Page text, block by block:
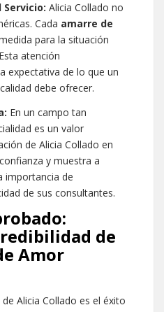
Servicio: Alicia Collado no
Cada amarre de
para la situación
atención
expectativa de lo que un
debe ofrecer.
En un campo tan
es un valor
de Alicia Collado en
y muestra a
importancia de
de sus consultantes.
de
Amor
Alicia Collado es el éxito